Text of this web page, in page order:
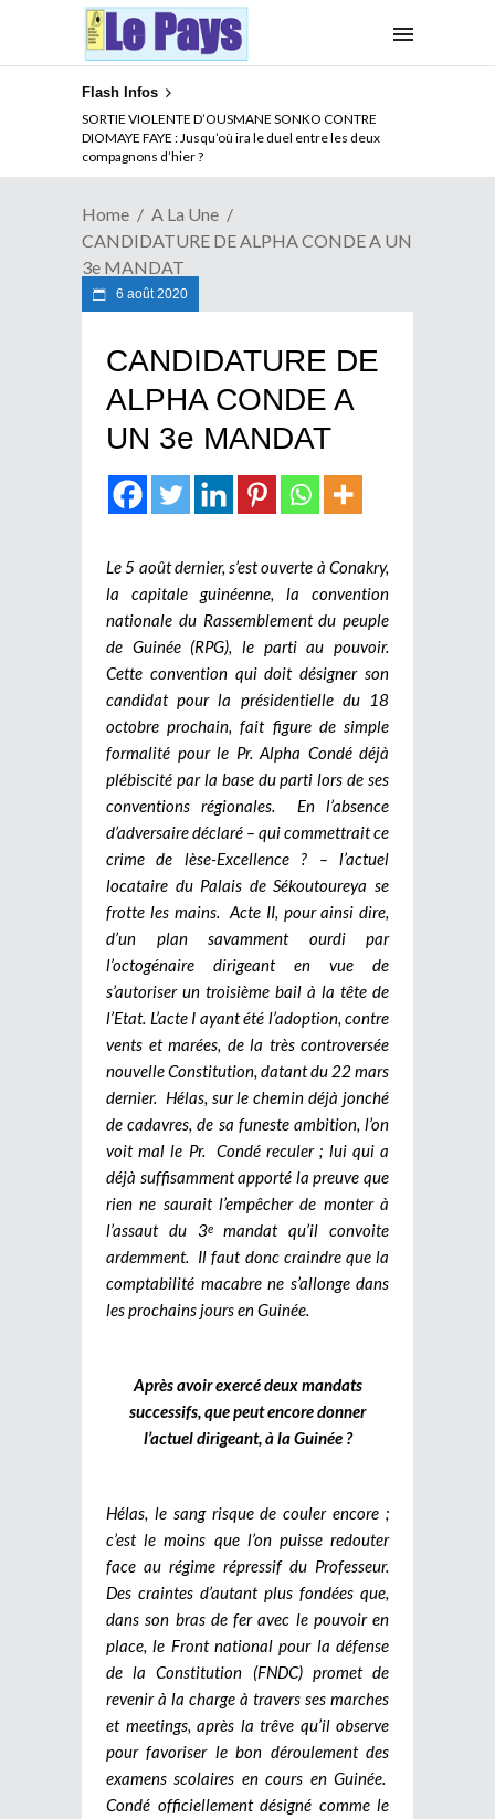
Flash Infos
SORTIE VIOLENTE D’OUSMANE SONKO CONTRE
DIOMAYE FAYE : Jusqu’où ira le duel entre les deux
compagnons d’hier ?
NOUVELLE ATTAQUE MEURTRIERE DES ADF EN RDC :
Comment arrêter la spirale de la violence au Congo
Home
A La Une
CANDIDATURE DE ALPHA CONDE A UN
3e MANDAT
6 août 2020
CANDIDATURE DE
ALPHA CONDE A
UN 3e MANDAT
Le 5 août dernier, s’est ouverte à Conakry,
la capitale guinéenne, la convention
nationale du Rassemblement du peuple
de Guinée (RPG), le parti au pouvoir.
Cette convention qui doit désigner son
candidat pour la présidentielle du 18
octobre prochain, fait figure de simple
formalité pour le Pr. Alpha Condé déjà
plébiscité par la base du parti lors de ses
conventions régionales. En l’absence
d’adversaire déclaré – qui commettrait ce
crime de lèse-Excellence ? – l’actuel
locataire du Palais de Sékoutoureya se
frotte les mains. Acte II, pour ainsi dire,
d’un plan savamment ourdi par
l’octogénaire dirigeant en vue de
s’autoriser un troisième bail à la tête de
l’Etat. L’acte I ayant été l’adoption, contre
vents et marées, de la très controversée
nouvelle Constitution, datant du 22 mars
dernier. Hélas, sur le chemin déjà jonché
de cadavres, de sa funeste ambition, l’on
voit mal le Pr. Condé reculer ; lui qui a
déjà suffisamment apporté la preuve que
rien ne saurait l’empêcher de monter à
l’assaut du 3emandat qu’il convoite
ardemment. Il faut donc craindre que la
comptabilité macabre ne s’allonge dans
les prochains jours en Guinée.
Après avoir exercé deux mandats
successifs, que peut encore donner
l’actuel dirigeant, à la Guinée ?
Hélas, le sang risque de couler encore ;
c’est le moins que l’on puisse redouter
face au régime répressif du Professeur.
Des craintes d’autant plus fondées que,
dans son bras de fer avec le pouvoir en
place, le Front national pour la défense
de la Constitution (FNDC) promet de
revenir à la charge à travers ses marches
et meetings, après la trêve qu’il observe
pour favoriser le bon déroulement des
examens scolaires en cours en Guinée.
Condé officiellement désigné comme le